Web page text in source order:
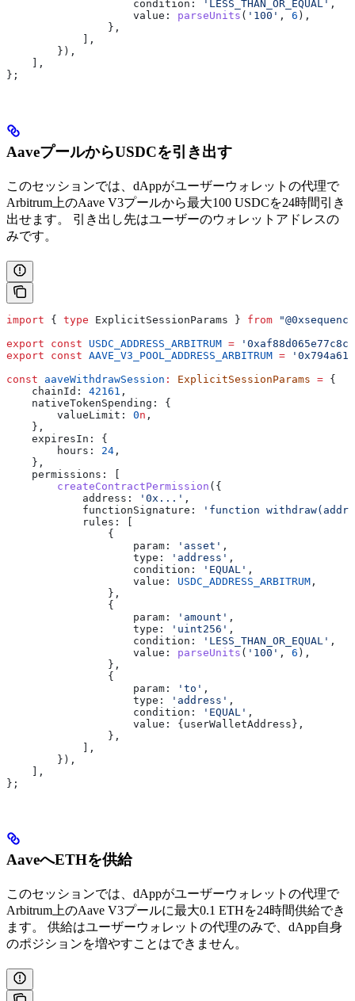
                    condition:
'LESS_THAN_OR_EQUAL' ,
                    value:
parseUnits ( '100' , 6 ),
                },
            ],
        }),
    ],
};
AaveプールからUSDCを引き出す
このセッションでは、dAppがユーザーウォレットの代理で
Arbitrum上のAave V3プールから最大100 USDCを24時間引き
出せます。 引き出し先はユーザーのウォレットアドレスの
みです。
import { type ExplicitSessionParams } from
export const USDC_ADDRESS_ARBITRUM =
export const AAVE_V3_POOL_ADDRESS_ARBITRUM =
const aaveWithdrawSession : ExplicitSessionParams = {
    chainId:
42161 ,
    nativeTokenSpending:
{
        valueLimit:
0n ,
    },
    expiresIn:
{
        hours:
24 ,
    },
    permissions:
[
        createContractPermission
({
            address:
'0x...' ,
            functionSignature:
'function
            rules:
[
                {
                    param:
'asset' ,
                    type:
'address' ,
                    condition:
'EQUAL' ,
                    value:
USDC_ADDRESS_ARBITRUM ,
                },
                {
                    param:
'amount' ,
                    type:
'uint256' ,
                    condition:
'LESS_THAN_OR_EQUAL' ,
                    value:
parseUnits ( '100' , 6 ),
                },
                {
                    param:
'to' ,
                    type:
'address' ,
                    condition:
'EQUAL' ,
                    value:
{userWalletAddress},
                },
            ],
        }),
    ],
};
AaveへETHを供給
このセッションでは、dAppがユーザーウォレットの代理で
Arbitrum上のAave V3プールに最大0.1 ETHを24時間供給でき
ます。 供給はユーザーウォレットの代理のみで、dApp自身
のポジションを増やすことはできません。